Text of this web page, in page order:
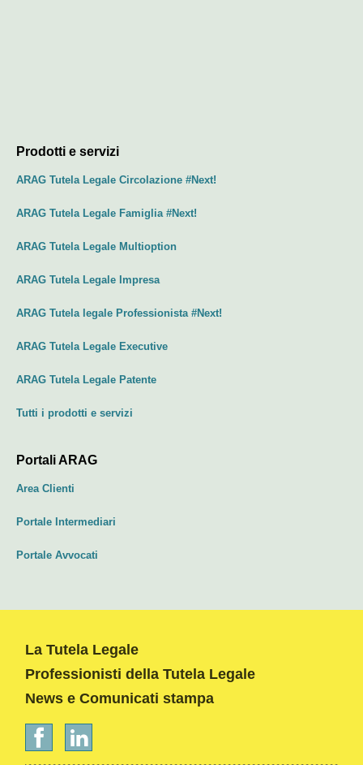
Prodotti e servizi
ARAG Tutela Legale Circolazione #Next!
ARAG Tutela Legale Famiglia #Next!
ARAG Tutela Legale Multioption
ARAG Tutela Legale Impresa
ARAG Tutela legale Professionista #Next!
ARAG Tutela Legale Executive
ARAG Tutela Legale Patente
Tutti i prodotti e servizi
Portali ARAG
Area Clienti
Portale Intermediari
Portale Avvocati
La Tutela Legale
Professionisti della Tutela Legale
News e Comunicati stampa